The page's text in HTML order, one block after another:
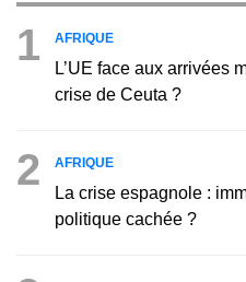
1 AFRIQUE
L’UE face aux arrivées
crise de Ceuta ?
2 AFRIQUE
La crise espagnole :
politique cachée ?